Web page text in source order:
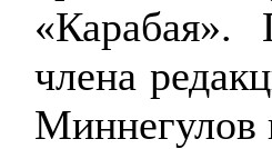
«Карабая».
члена
Миннегулов